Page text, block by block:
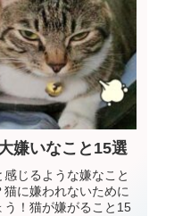
嫌いなこと15選
じるような嫌なこと
に嫌われないために
う！猫が嫌がること15